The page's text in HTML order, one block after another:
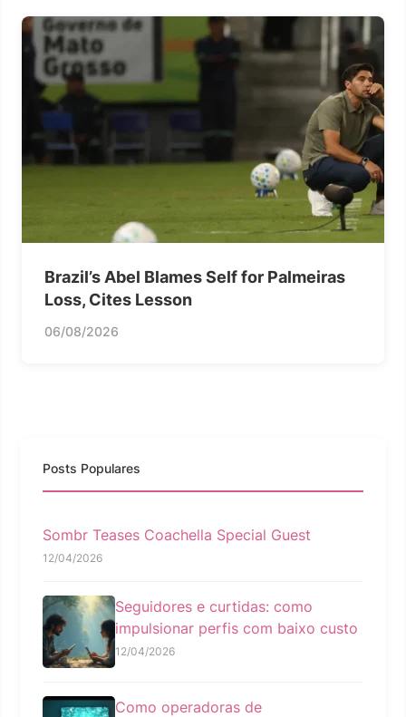
Brazil’s Abel Blames Self for Palmeiras
Loss, Cites Lesson
06/08/2026
Posts Populares
Sombr Teases Coachella Special Guest
12/04/2026
Seguidores e curtidas: como
impulsionar perfis com baixo custo
12/04/2026
Como operadoras de